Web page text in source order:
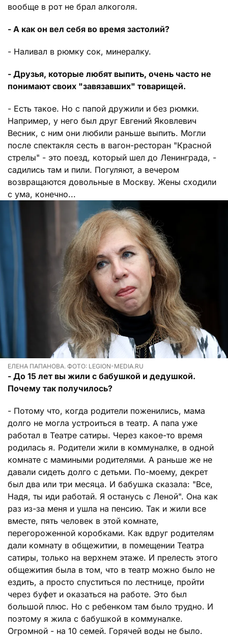
вообще в рот не брал алкоголя.
- А как он вел себя во время застолий?
- Наливал в рюмку сок, минералку.
- Друзья, которые любят выпить, очень часто не
понимают своих "завязавших" товарищей.
- Есть такое. Но с папой дружили и без рюмки.
Например, у него был друг Евгений Яковлевич
Весник, с ним они любили раньше выпить. Могли
после спектакля сесть в вагон-ресторан "Красной
стрелы" - это поезд, который шел до Ленинграда, -
садились там и пили. Погуляют, а вечером
возвращаются довольные в Москву. Жены сходили
с ума, конечно...
ЕЛЕНА ПАПАНОВА. ФОТО: LEGION-MEDIA.RU
- До 15 лет вы жили с бабушкой и дедушкой.
Почему так получилось?
- Потому что, когда родители поженились, мама
долго не могла устроиться в театр. А папа уже
работал в Театре сатиры. Через какое-то время
родилась я. Родители жили в коммуналке, в одной
комнате с мамиными родителями. А раньше же не
давали сидеть долго с детьми. По-моему, декрет
был два или три месяца. И бабушка сказала: "Все,
Надя, ты иди работай. Я останусь с Леной". Она как
раз из-за меня и ушла на пенсию. Так и жили все
вместе, пять человек в этой комнате,
перегороженной коробками. Как вдруг родителям
дали комнату в общежитии, в помещении Театра
сатиры, только на верхнем этаже. И прелесть этого
общежития была в том, что в театр можно было не
ездить, а просто спуститься по лестнице, пройти
через буфет и оказаться на работе. Это был
большой плюс. Но с ребенком там было трудно. И
поэтому я жила с бабушкой в коммуналке.
Огромной - на 10 семей. Горячей воды не было.